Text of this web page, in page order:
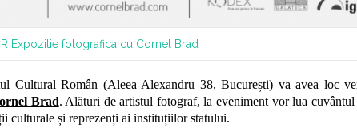
Expozitie fotografica cu Cornel Brad
Cultural Român (Aleea Alexandru 38, București) va avea loc
Brad. Alături de artistul fotograf, la eveniment vor lua
culturale și reprezenți ai instituțiilor statului.